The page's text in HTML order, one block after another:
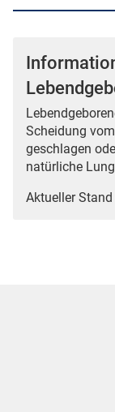
Scheidung
geschlagen
natürliche
Aktueller